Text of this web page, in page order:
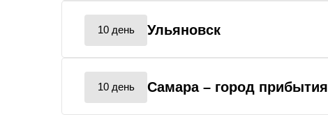
10 день Ульяновск
10 день Самара – город прибытия